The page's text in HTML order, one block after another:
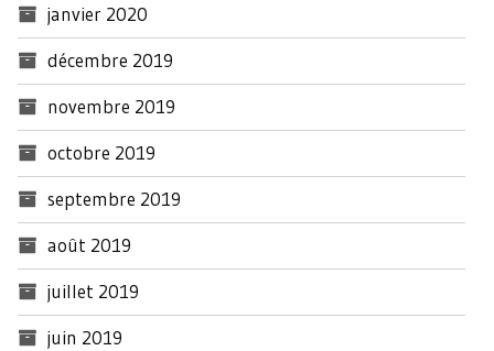
janvier 2020
décembre 2019
novembre 2019
octobre 2019
septembre 2019
août 2019
juillet 2019
juin 2019